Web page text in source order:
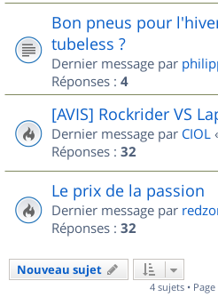
Bon pneus pour
tubeless ?
Dernier message par
Réponses : 4
[AVIS] Rockrider VS
Dernier message par CIOL
Réponses : 32
Le prix de la passion
Dernier message par
Réponses : 32
Nouveau sujet
4 sujets • Page